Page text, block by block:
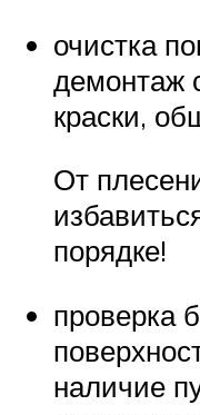
очистка
демонтаж
краски,
От
порядке!
проверка
наличие